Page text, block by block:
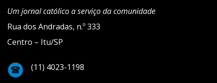
Um jornal católico a serviço da comunidade
Rua dos Andradas, n.º 333
Centro – Itu/SP
(11) 4023-1198